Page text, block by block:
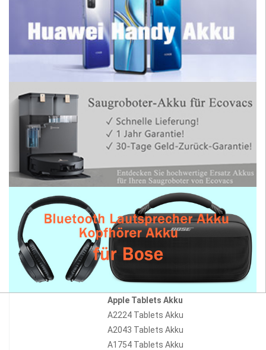
Apple Tablets Akku
A2224 Tablets Akku
A2043 Tablets Akku
A1754 Tablets Akku